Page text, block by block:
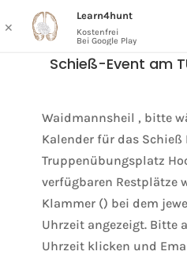
Schieß-Event am
Waidmannsheil , bitte
Kalender für das Schieß
Truppenübungsplatz
verfügbaren Restplätze
Klammer () bei dem
Uhrzeit angezeigt. Bitte
Uhrzeit klicken und
✕
Learn4hunt
Kostenfrei
Bei Google Play